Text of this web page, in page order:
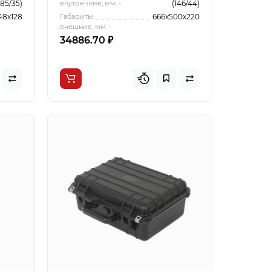
35)
внутренние, мм. - (146/44)
Габариты
внешние, мм. -
666x500x220
34886.70 ₽